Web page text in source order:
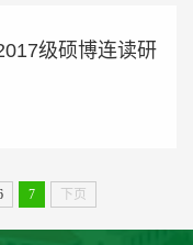
级硕博连读研
7 下页